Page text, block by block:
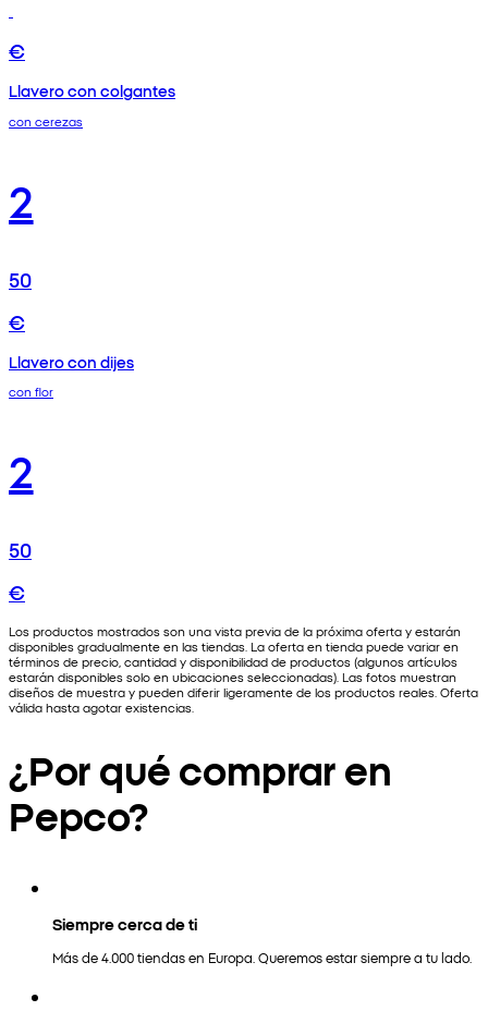
€
Llavero con colgantes
con cerezas
2
50
€
Llavero con dijes
con flor
2
50
€
Los productos mostrados son una vista previa de la próxima oferta y estarán
disponibles gradualmente en las tiendas. La oferta en tienda puede variar en
términos de precio, cantidad y disponibilidad de productos (algunos artículos
estarán disponibles solo en ubicaciones seleccionadas). Las fotos muestran
diseños de muestra y pueden diferir ligeramente de los productos reales. Oferta
válida hasta agotar existencias.
¿Por qué comprar en
Pepco?
Siempre cerca de ti
Más de 4.000 tiendas en Europa. Queremos estar siempre a tu lado.